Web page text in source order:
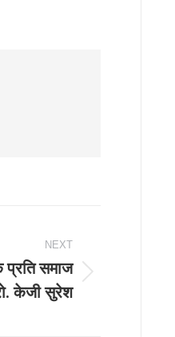
NEXT
प्रति समाज
केजी सुरेश